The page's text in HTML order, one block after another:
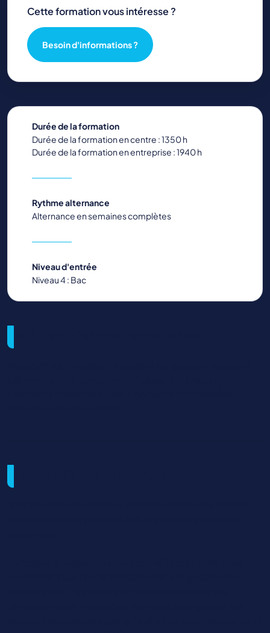
Durée de la formation
Durée de la formation en centre : 1350 h
Durée de la formation en entreprise : 1940 h
Rythme alternance
Alternance en semaines complètes
Niveau d'entrée
Niveau 4 : Bac
Cette formation vous intéresse ?
Besoin d'informations ?